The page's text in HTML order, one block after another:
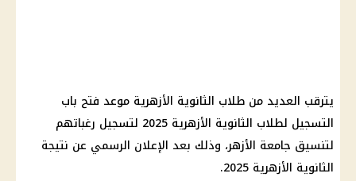
يترقب العديد من طلاب الثانوية الأزهرية موعد فتح باب
التسجيل لطلاب الثانوية الأزهرية 2025 لتسجيل رغباتهم
لتنسيق جامعة الأزهر، وذلك بعد الإعلان الرسمي عن نتيجة
الثانوية الأزهرية 2025.